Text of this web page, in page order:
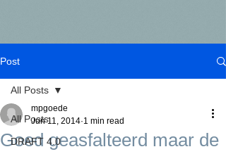
Post
All Posts
DRAFT 4.0
All Posts
Goed geasfalteerd maar de
mpgoede
Jun 11, 2014 1 min read